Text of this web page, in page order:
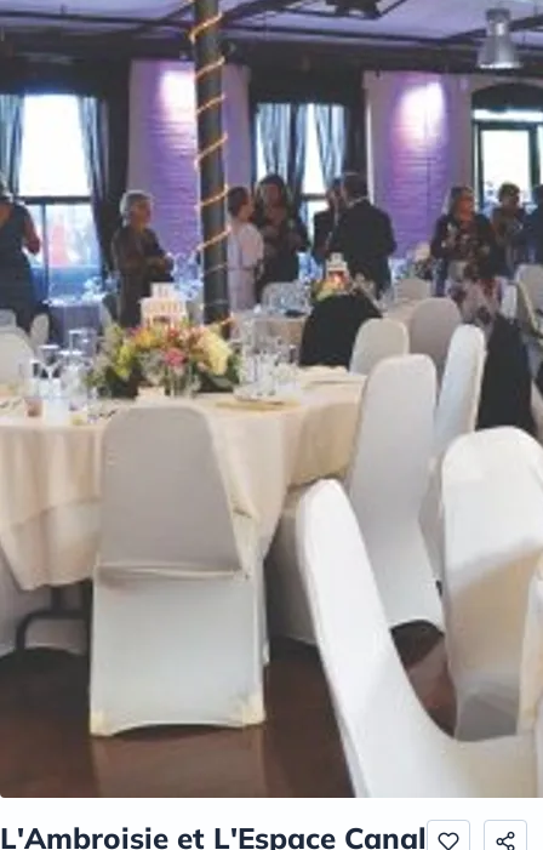
L'Ambroisie et L'Espace Canal